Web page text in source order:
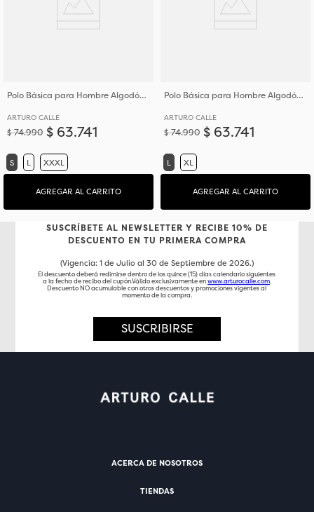
Polo Básica para Hombre Algodón Tejido Piqué
ARTURO CALLE
$74.990 $ 63.741
S L XXXL
AGREGAR AL CARRITO
Polo Básica para Hombre Algodón Tejido Piqué
ARTURO CALLE
$74.990 $ 63.741
L XL
AGREGAR AL CARRITO
SUSCRÍBETE AL NEWSLETTER Y RECIBE 10% DE
DESCUENTO EN TU PRIMERA COMPRA
(Vigencia: 1 de Julio al 30 de Septiembre de 2026.)
El descuento deberá redimirse dentro de los quince (15) días calendario siguientes
a la fecha de recibo del cupón.Válido exclusivamente enwww.arturocalle.com.
Descuento NO acumulable con otros descuentos y promociones vigentes al
momento de la compra.
SUSCRIBIRSE
ACERCA DE NOSOTROS
TIENDAS